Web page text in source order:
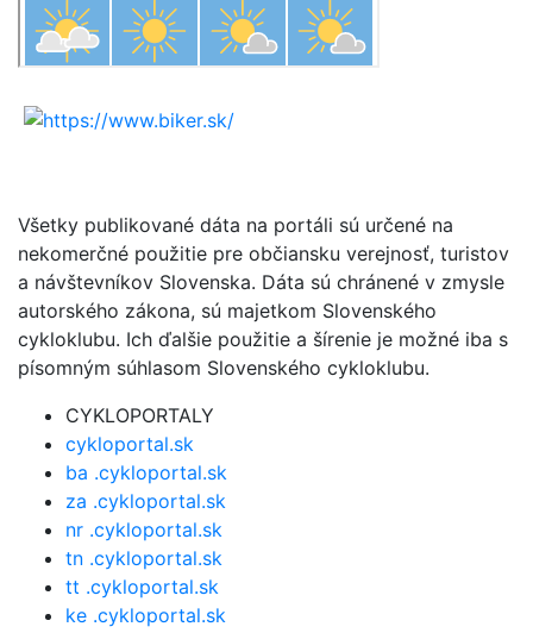
Všetky publikované dáta na portáli sú určené na
nekomerčné použitie pre občiansku verejnosť, turistov
a návštevníkov Slovenska. Dáta sú chránené v zmysle
autorského zákona, sú majetkom Slovenského
cykloklubu. Ich ďalšie použitie a šírenie je možné iba s
písomným súhlasom Slovenského cykloklubu.
CYKLOPORTALY
cykloportal.sk
ba .cykloportal.sk
za .cykloportal.sk
nr .cykloportal.sk
tn .cykloportal.sk
tt .cykloportal.sk
ke .cykloportal.sk